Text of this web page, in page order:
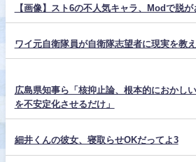
【画像】スト6の不人気キャラ、Modで脱
ワイ元自衛隊員が自衛隊志望者に現実を教
広島県知事ら「核抑止論、根本的におかし
を不安定化させるだけ」
細井くんの彼女、寝取らせOKだってよ3